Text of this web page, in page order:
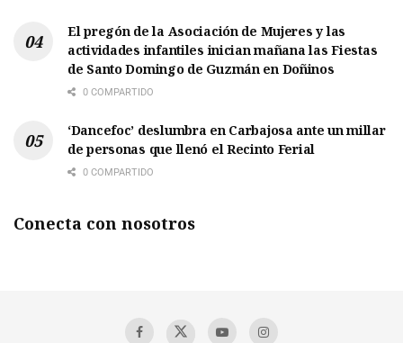
El pregón de la Asociación de Mujeres y las
actividades infantiles inician mañana las Fiestas
de Santo Domingo de Guzmán en Doñinos
0 COMPARTIDO
‘Dancefoc’ deslumbra en Carbajosa ante un millar
de personas que llenó el Recinto Ferial
0 COMPARTIDO
Conecta con nosotros